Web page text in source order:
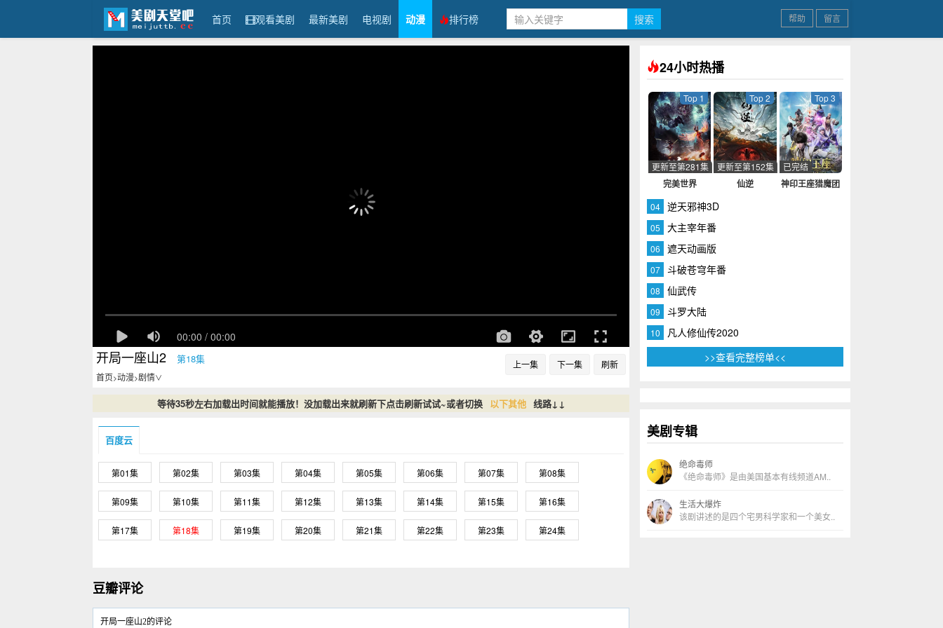
首页 观看美剧 最新美剧 电视剧 动漫 排行榜 帮助 留言
上一集 下一集 刷新
开局一座山2 第18集
首页>动漫>剧情∨
等待35秒左右加载出时间就能播放！没加载出来就刷新下点击刷新试试~或者切换 以下其他 线路↓↓
百度云
第01集 第02集 第03集 第04集 第05集 第06集 第07集 第08集
第09集 第10集 第11集 第12集 第13集 第14集 第15集 第16集
第17集 第18集 第19集 第20集 第21集 第22集 第23集 第24集
豆瓣评论
开局一座山2的评论
24小时热播
完美世界
Top 1
更新至第281集
仙逆
Top 2
更新至第152集
神印王座猎魔团
Top 3
已完结
04 逆天邪神3D
05 大主宰年番
06 遮天动画版
07 斗破苍穹年番
08 仙武传
09 斗罗大陆
10
凡人修仙传2020
>>查看完整榜单<<
美剧专辑
绝命毒师
《绝命毒师》是由美国基本有线频道AM..
生活大爆炸
该剧讲述的是四个宅男科学家和一个美女..